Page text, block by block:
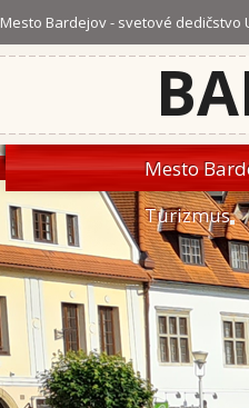
Mesto Bardejov - svetové dedičstvo
Mesto
Turizmus